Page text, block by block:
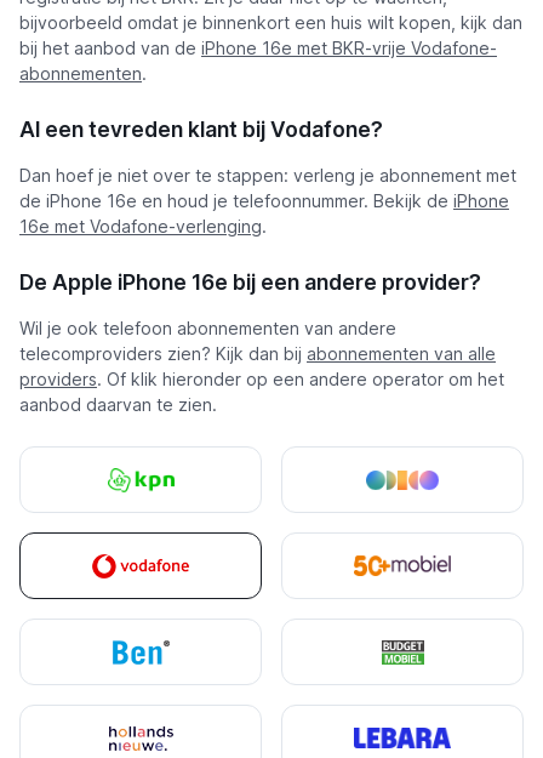
bijvoorbeeld omdat je binnenkort een huis wilt kopen, kijk dan
bij het aanbod van de iPhone 16e met BKR-vrije Vodafone-
abonnementen.
Al een tevreden klant bij Vodafone?
Dan hoef je niet over te stappen: verleng je abonnement met
de iPhone 16e en houd je telefoonnummer. Bekijk de iPhone
16e met Vodafone-verlenging.
De Apple iPhone 16e bij een andere provider?
Wil je ook telefoon abonnementen van andere
telecomproviders zien? Kijk dan bij abonnementen van alle
providers. Of klik hieronder op een andere operator om het
aanbod daarvan te zien.